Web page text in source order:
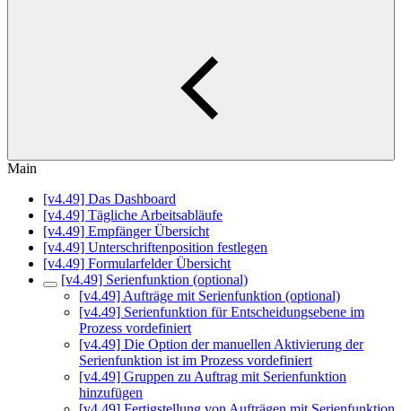
Main
[v4.49] Das Dashboard
[v4.49] Tägliche Arbeitsabläufe
[v4.49] Empfänger Übersicht
[v4.49] Unterschriftenposition festlegen
[v4.49] Formularfelder Übersicht
[v4.49] Serienfunktion (optional)
[v4.49] Aufträge mit Serienfunktion (optional)
[v4.49] Serienfunktion für Entscheidungsebene im
Prozess vordefiniert
[v4.49] Die Option der manuellen Aktivierung der
Serienfunktion ist im Prozess vordefiniert
[v4.49] Gruppen zu Auftrag mit Serienfunktion
hinzufügen